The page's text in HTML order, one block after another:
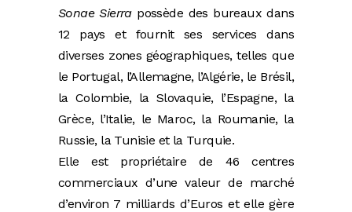
Sonae Sierra possède des bureaux dans
12 pays et fournit ses services dans
diverses zones géographiques, telles que
le Portugal, l’Allemagne, l’Algérie, le Brésil,
la Colombie, la Slovaquie, l’Espagne, la
Grèce, l’Italie, le Maroc, la Roumanie, la
Russie, la Tunisie et la Turquie.
Elle est propriétaire de 46 centres
commerciaux d’une valeur de marché
d’environ 7 milliards d’Euros et elle gère